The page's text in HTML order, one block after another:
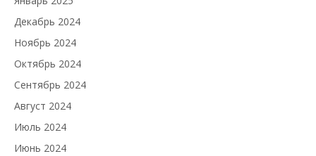
Декабрь 2024
Ноябрь 2024
Октябрь 2024
Сентябрь 2024
Август 2024
Июль 2024
Июнь 2024